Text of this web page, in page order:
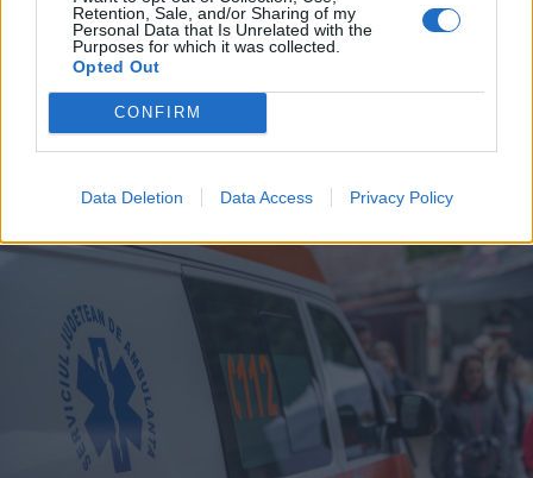
Retention, Sale, and/or Sharing of my
Personal Data that Is Unrelated with the
Purposes for which it was collected.
Opted Out
CONFIRM
Data Deletion Data Access Privacy Policy
2026. augusztus 09., vasárnap
Asztal alá isszuk a világot – Miért
vagyunk világelsők az
alkoholfogyasztásban?